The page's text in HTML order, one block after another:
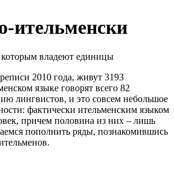
ительменски
владеют единицы
2010 года, живут 3193
языке говорят всего 82
лингвистов, и это совсем небольшое
фактически ительменским языком
причем половина из них – лишь
пополнить ряды, познакомившись